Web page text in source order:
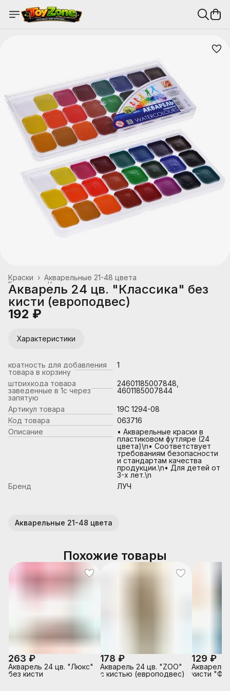
Акварельные 21-48 цвета
Краски ›
Канцтовары, школьные принадлежности
Главная
Акварель 24 цв. "Классика" без
кисти (европодвес)
192 ₽
Характеристики
кратность для добавления
товара в корзину
1
штрихкода товара
заведенные в 1с через
запятую
24601185007848,
4601185007844
Артикул товара
19С 1294-08
Код товара
063716
Описание
• Акварельные краски в
пластиковом футляре (24
цвета)\n• Соответствует
требованиям безопасности
и стандартам качества
продукции.\n• Для детей от
3-х лет.\n
Бренд
ЛУЧ
Акварельные 21-48 цвета
Похожие товары
263 ₽
Акварель 24 цв. "Люкс"
без кисти
178 ₽
Акварель 24 цв. "ZOO"
с кистью (европодвес)
129 ₽
Акварель
кисти